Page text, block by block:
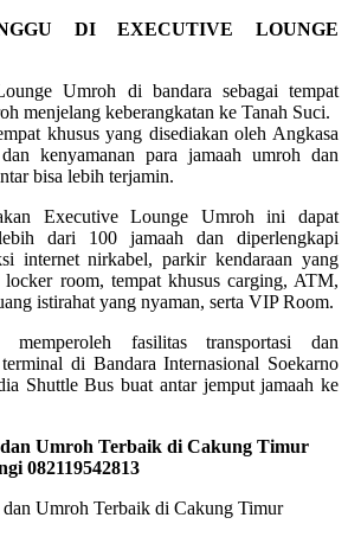
DI EXECUTIVE LOUNGE
Umroh di bandara sebagai tempat
menjelang keberangkatan ke Tanah Suci.
khusus yang disediakan oleh Angkasa
kenyamanan para jamaah umroh dan
bisa lebih terjamin.
Executive Lounge Umroh ini dapat
dari 100 jamaah dan diperlengkapi
internet nirkabel, parkir kendaraan yang
room, tempat khusus carging, ATM,
istirahat yang nyaman, serta VIP Room.
fasilitas transportasi dan
di Bandara Internasional Soekarno
Shuttle Bus buat antar jemput jamaah ke
Umroh Terbaik di Cakung Timur
082119542813